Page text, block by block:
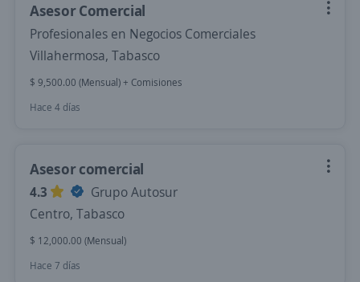
Asesor Comercial
Profesionales en Negocios Comerciales
Villahermosa, Tabasco
$ 9,500.00 (Mensual) + Comisiones
Hace 4 días
Asesor comercial
4.3
Grupo Autosur
Centro, Tabasco
$ 12,000.00 (Mensual)
Hace 7 días